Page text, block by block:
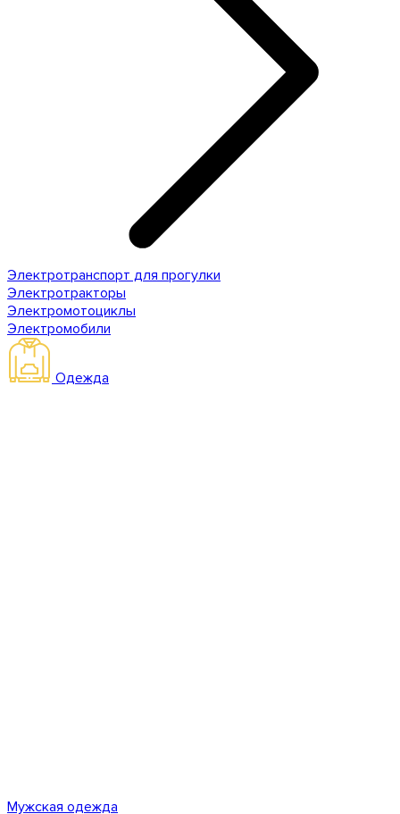
Электротранспорт для прогулки
Электротракторы
Электромотоциклы
Электромобили
Одежда
Мужская одежда